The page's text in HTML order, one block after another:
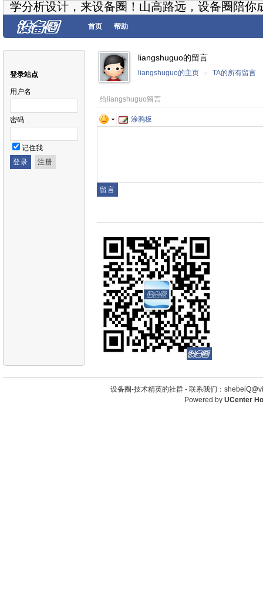
学分析设计，来设备圈！山高路远，设备圈陪你
首页 帮助
登录站点
用户名
密码
记住我
liangshuguo的留言
liangshuguo的主页 » TA的所有留言
给liangshuguo留言
涂鸦板
设备圈-技术精英的社群 - 联系我们：
Powered by UCenter